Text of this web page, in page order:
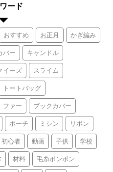
ード
おすすめ お正月 かぎ編み
バー キャンドル
イーズ スライム
トートバッグ
ファー ブックカバー
ポーチ ミシン リボン
初心者 動画 子供 学校
材料 毛糸ポンポン